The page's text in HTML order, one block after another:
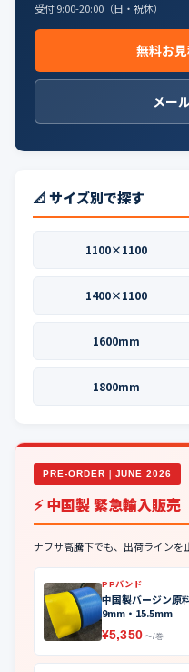
受付 9:00-20:00（日・祝休）
無料お
メー
📐 サイズ別で探す
1100×1100
1400×1100
1600mm
1800mm
PRE-ORDER｜JUNE 2026
⚡ 中国製 緊急輸入販売
ナフサ高騰下でも、出荷ラインを
PPバンド
中国製バージン原
9mm・15.5mm
¥5,350 〜/巻